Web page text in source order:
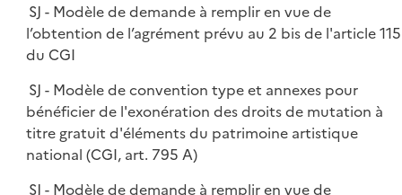
SJ - Modèle de demande à remplir en vue de
l’obtention de l’agrément prévu au 2 bis de l'article 115
du CGI
SJ - Modèle de convention type et annexes pour
bénéficier de l'exonération des droits de mutation à
titre gratuit d'éléments du patrimoine artistique
national (CGI, art. 795 A)
SJ - Modèle de demande à remplir en vue de